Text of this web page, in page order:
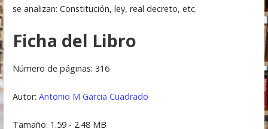
se analizan: Constitución, ley, real decreto, etc.
Ficha del Libro
Número de páginas: 316
Autor: Antonio M Garcia Cuadrado
Tamaño: 1.59 - 2.48 MB